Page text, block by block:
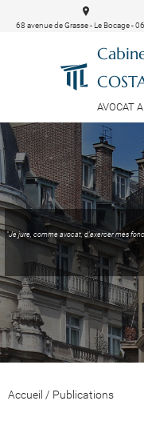
AVOCAT
68 avenue de Grasse - Le Bocage -
"Je jure, comme avocat, d'exercer mes
Accueil / Publications